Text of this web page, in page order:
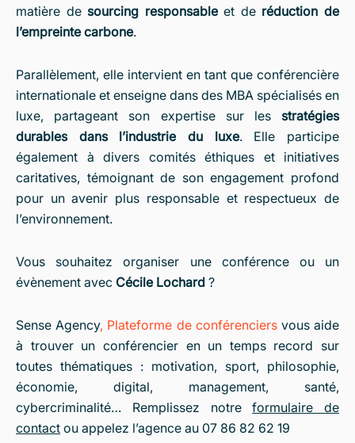
matière desourcing responsableet de réduction de
l’empreinte carbone.
Parallèlement, elle intervient en tant que conférencière
internationale et enseigne dans des MBA spécialisés en
luxe, partageant son expertise sur les stratégies
durables dans l’industrie du luxe. Elle participe
également à divers comités éthiques et initiatives
caritatives, témoignant de son engagement profond
pour un avenir plus responsable et respectueux de
l’environnement.
Vous souhaitez organiser une conférence ou un
évènement avec Cécile Lochard ?
Sense Agency, Plateforme de conférenciersvous aide
à trouver un conférencier en un temps record sur
toutes thématiques : motivation, sport, philosophie,
économie, digital, management, santé,
cybercriminalité… Remplissez notreformulaire de
contact ou appelez l’agence au 07 86 82 62 19